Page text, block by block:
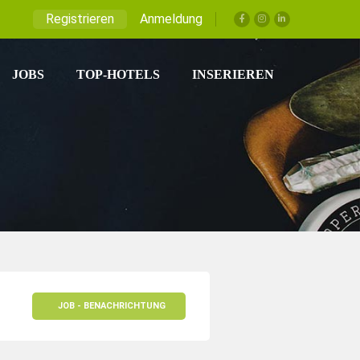
Registrieren Anmeldung
JOBS TOP-HOTELS INSERIEREN
JOB - BENACHRICHTUNG